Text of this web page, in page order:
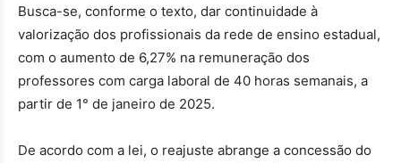
Busca-se, conforme o texto, dar continuidade à
valorização dos profissionais da rede de ensino estadual,
com o aumento de 6,27% na remuneração dos
professores com carga laboral de 40 horas semanais, a
partir de 1° de janeiro de 2025.
De acordo com a lei, o reajuste abrange a concessão do